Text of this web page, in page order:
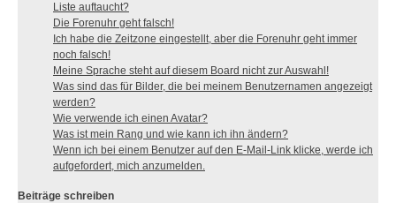
Liste auftaucht?
Die Forenuhr geht falsch!
Ich habe die Zeitzone eingestellt, aber die Forenuhr geht immer
noch falsch!
Meine Sprache steht auf diesem Board nicht zur Auswahl!
Was sind das für Bilder, die bei meinem Benutzernamen angezeigt
werden?
Wie verwende ich einen Avatar?
Was ist mein Rang und wie kann ich ihn ändern?
Wenn ich bei einem Benutzer auf den E-Mail-Link klicke, werde ich
aufgefordert, mich anzumelden.
Beiträge schreiben